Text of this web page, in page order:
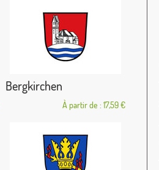
Bergkirchen
À partir de : 17,59 €